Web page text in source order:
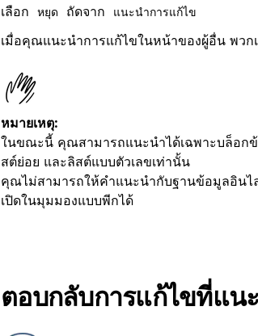
เลือก
หยุด ถัดจาก แนะนำการแก้ไข
เมื่อคุณแนะนำการแก้ไขในหน้าของผู้อื่น พวก
หมายเหตุ:
ในขณะนี้ คุณสามารถแนะนำได้เฉพาะบล็อก
สต์ย่อย และลิสต์แบบตัวเลขเท่านั้น
คุณไม่สามารถให้คำแนะนำกับฐานข้อมูลอิน
เปิดในมุมมองแบบพีกได้
ตอบกลับการแก้ไขที่แน